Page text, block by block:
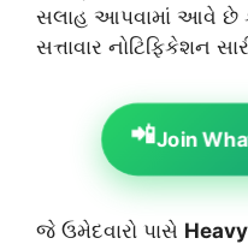
સલાહ આપવામાં આવે છે
સત્તાવાર નોટિફિકેશન
📲Join
જે ઉમેદવારો પાસે